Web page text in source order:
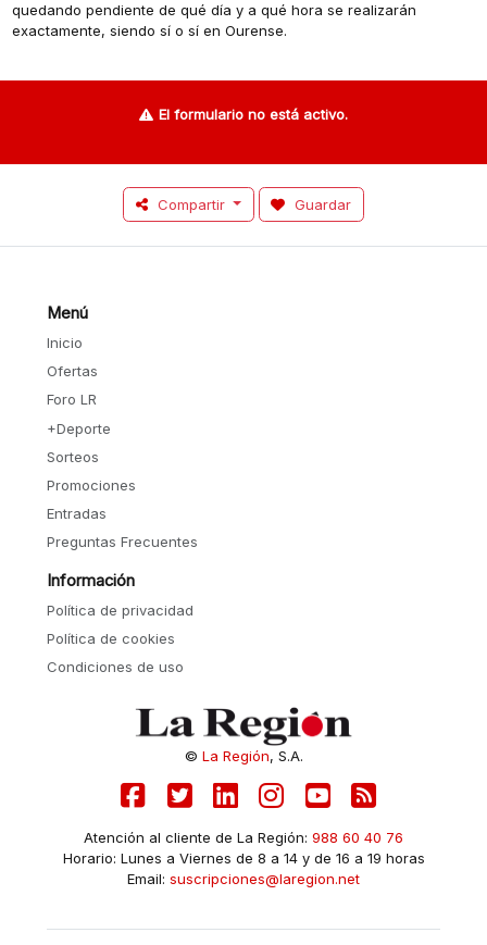
quedando pendiente de qué día y a qué hora se realizarán
exactamente, siendo sí o sí en Ourense.
El formulario no está activo.
Compartir Guardar
Menú
Inicio
Ofertas
Foro LR
+Deporte
Sorteos
Promociones
Entradas
Preguntas Frecuentes
Información
Política de privacidad
Política de cookies
Condiciones de uso
© La Región, S.A.
Atención al cliente de La Región: 988 60 40 76
Horario: Lunes a Viernes de 8 a 14 y de 16 a 19 horas
Email: suscripciones@laregion.net